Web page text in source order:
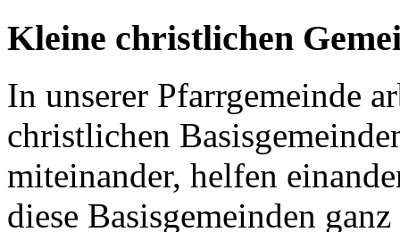
Kleine christlichen
In unserer Pfarrgemeinde
christlichen
miteinander, helfen
diese Basisgemeinden